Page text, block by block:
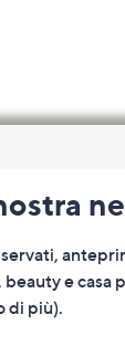
e casa
di più).